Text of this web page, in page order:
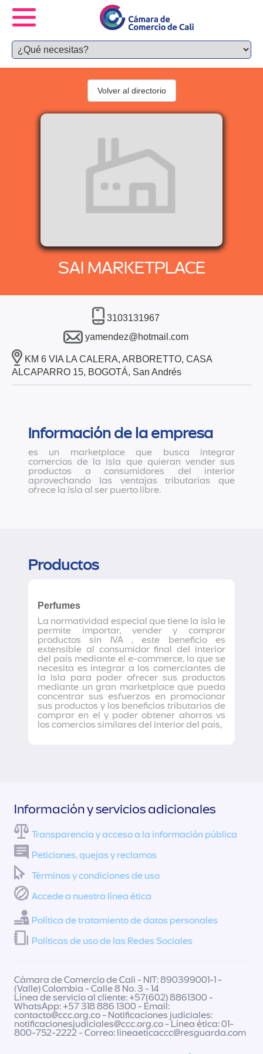
SAI MARKETPLACE
Volver al directorio
3103131967
yamendez@hotmail.com
KM 6 VIA LA CALERA, ARBORETTO, CASA
ALCAPARRO 15, BOGOTÁ, San Andrés
Información de la empresa
es un marketplace que busca integrar
comercios de la isla que quieran vender sus
productos a consumidores del interior
aprovechando las ventajas tributarias que
ofrece la isla al ser puerto libre.
Productos
Perfumes
La normatividad especial que tiene la isla le
permite importar, vender y comprar
productos sin IVA , este beneficio es
extensible al consumidor final del interior
del país mediante el e-commerce, lo que se
necesita es integrar a los comerciantes de
la isla para poder ofrecer sus productos
mediante un gran marketplace que pueda
concentrar sus esfuerzos en promocionar
sus productos y los beneficios tributarios de
comprar en el y poder obtener ahorros vs
los comercios similares del interior del país,
Información y servicios adicionales
Transparencia y acceso a la información pública
Peticiones, quejas y reclamos
Términos y condiciones de uso
Accede a nuestra línea ética
Política de tratamiento de datos personales
Políticas de uso de las Redes Sociales
Cámara de Comercio de Cali - NIT: 890399001-1 -
(Valle) Colombia - Calle 8 No. 3 - 14
Línea de servicio al cliente: +57(602) 8861300 -
WhatsApp: +57 318 886 1300 - Email:
contacto@ccc.org.co- Notificaciones judiciales:
notificacionesjudiciales@ccc.org.co- Línea ética: 01-
800-752-2222 - Correo: lineaeticaccc@resguarda.com